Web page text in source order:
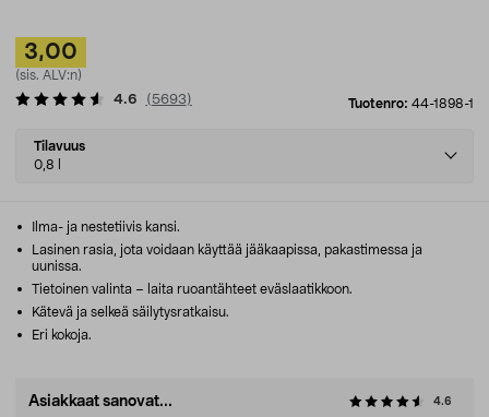
3,00
(sis. ALV:n)
Tuotenro: 44-1898-1
4.6 ( 5693)
Select
variant
Tilavuus
0,8 l
Ilma- ja nestetiivis kansi.
Lasinen rasia, jota voidaan käyttää jääkaapissa, pakastimessa ja
uunissa.
Tietoinen valinta – laita ruoantähteet eväslaatikkoon.
Kätevä ja selkeä säilytysratkaisu.
Eri kokoja.
Asiakkaat sanovat... 4.6